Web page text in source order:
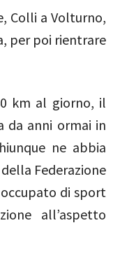
Colli a Volturno,
per poi rientrare
km al giorno, il
da anni ormai in
ne abbia
Federazione
di sport
all’aspetto